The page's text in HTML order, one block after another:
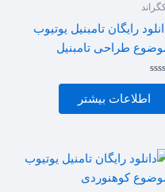
رایگان تامبنیل یوتیوب
طراحی تامبنیل
اطلاعات بیشتر